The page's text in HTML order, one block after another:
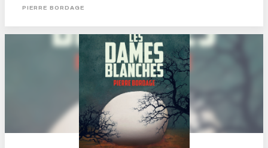
un sens à leur vie en devenant des miliciens. On s’attache quand même au
PIERRE BORDAGE